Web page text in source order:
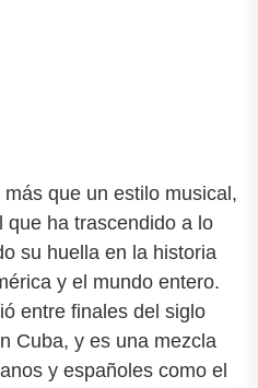
que un estilo musical,
que ha trascendido a lo
su huella en la historia
y el mundo entero.
entre finales del siglo
Cuba, y es una mezcla
y españoles como el